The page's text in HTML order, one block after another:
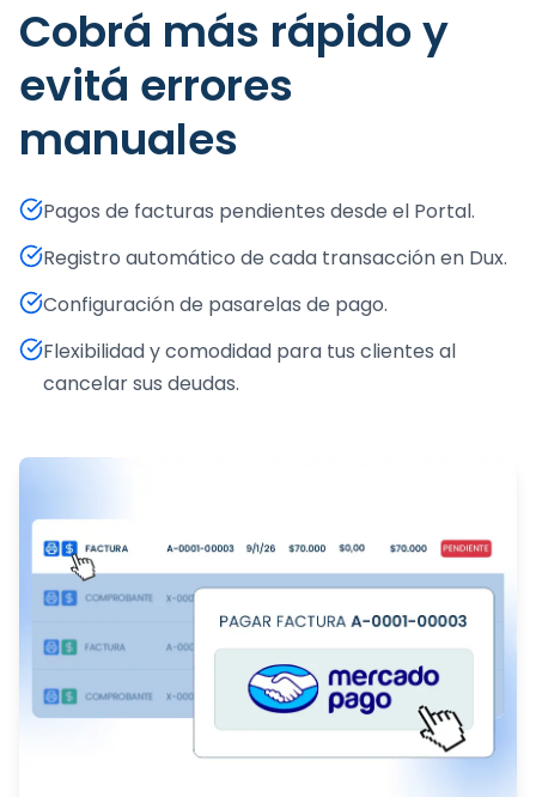
Cobrá más rápido y
evitá errores
manuales
Pagos de facturas pendientes desde el Portal.
Registro automático de cada transacción en Dux.
Configuración de pasarelas de pago.
Flexibilidad y comodidad para tus clientes al
cancelar sus deudas.